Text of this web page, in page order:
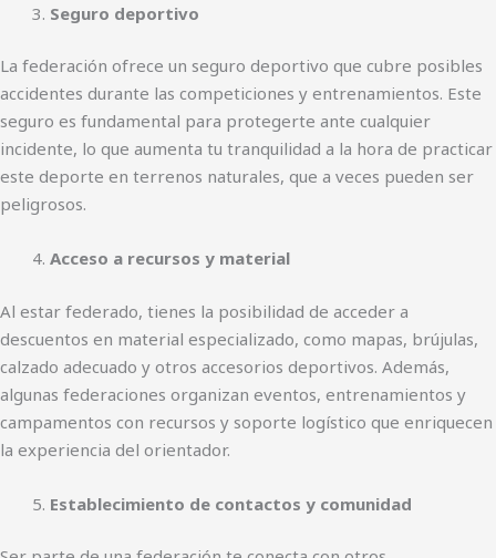
Seguro deportivo
La federación ofrece un seguro deportivo que cubre posibles
accidentes durante las competiciones y entrenamientos. Este
seguro es fundamental para protegerte ante cualquier
incidente, lo que aumenta tu tranquilidad a la hora de practicar
este deporte en terrenos naturales, que a veces pueden ser
peligrosos.
Acceso a recursos y material
Al estar federado, tienes la posibilidad de acceder a
descuentos en material especializado, como mapas, brújulas,
calzado adecuado y otros accesorios deportivos. Además,
algunas federaciones organizan eventos, entrenamientos y
campamentos con recursos y soporte logístico que enriquecen
la experiencia del orientador.
Establecimiento de contactos y comunidad